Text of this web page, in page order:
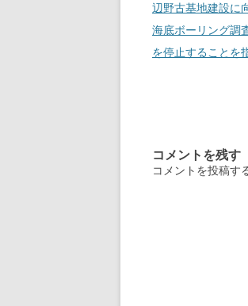
辺野古基地建設に
海底ボーリング調
を停止することを
コメントを残す
コメントを投稿す